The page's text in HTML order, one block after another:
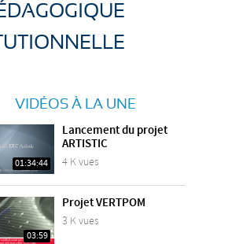
VIDÉOS À LA UNE
01:34:44
Lancement du projet
ARTISTIC
4 K vues
03:59
Projet VERTPOM
3 K vues